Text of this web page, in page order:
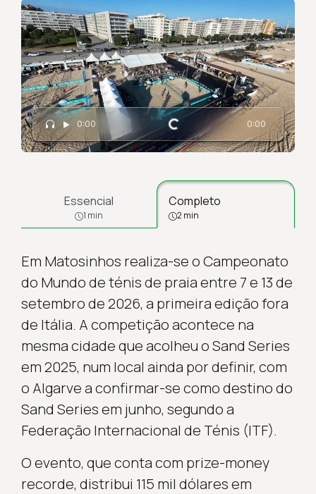
0:00 Carregando... 0:00
Essencial
1 min
Completo
2 min
Em Matosinhos realiza-se o Campeonato
do Mundo de ténis de praia entre 7 e 13 de
setembro de 2026, a primeira edição fora
de Itália. A competição acontece na
mesma cidade que acolheu o Sand Series
em 2025, num local ainda por definir, com
o Algarve a confirmar-se como destino do
Sand Series em junho, segundo a
Federação Internacional de Ténis (ITF).
O evento, que conta com prize-money
recorde, distribui 115 mil dólares em